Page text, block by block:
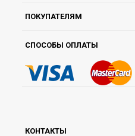
ПОКУПАТЕЛЯМ
СПОСОБЫ ОПЛАТЫ
КОНТАКТЫ